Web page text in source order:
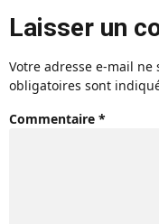
Laisser un
Votre adresse e-mail ne
obligatoires sont
Commentaire *